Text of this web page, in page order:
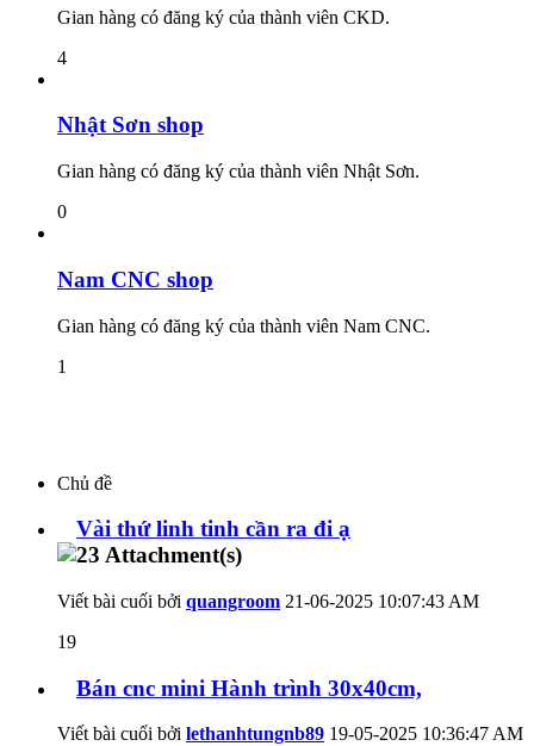
Gian hàng có đăng ký của thành viên CKD.
4
Nhật Sơn shop
Gian hàng có đăng ký của thành viên Nhật Sơn.
0
Nam CNC shop
Gian hàng có đăng ký của thành viên Nam CNC.
1
Chủ đề
Vài thứ linh tinh cần ra đi ạ
Viết bài cuối bởi quangroom 21-06-2025 10:07:43 AM
19
Bán cnc mini Hành trình 30x40cm,
Viết bài cuối bởi lethanhtungnb89 19-05-2025 10:36:47 AM